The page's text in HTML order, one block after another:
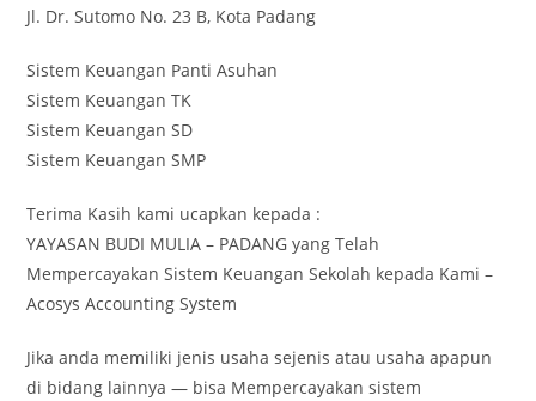
Jl. Dr. Sutomo No. 23 B, Kota Padang
Sistem Keuangan Panti Asuhan
Sistem Keuangan TK
Sistem Keuangan SD
Sistem Keuangan SMP
Terima Kasih kami ucapkan kepada :
YAYASAN BUDI MULIA – PADANG yang Telah
Mempercayakan Sistem Keuangan Sekolah kepada Kami –
Acosys Accounting System
Jika anda memiliki jenis usaha sejenis atau usaha apapun
di bidang lainnya — bisa Mempercayakan sistem